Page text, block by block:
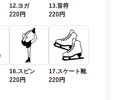
12.ヨガ
220円
13.音符
220円
16.スピン
220円
17.スケート靴
220円